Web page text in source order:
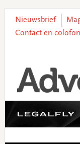
primary
main
primary
footer
Nieuwsbrief
Contact en colofon